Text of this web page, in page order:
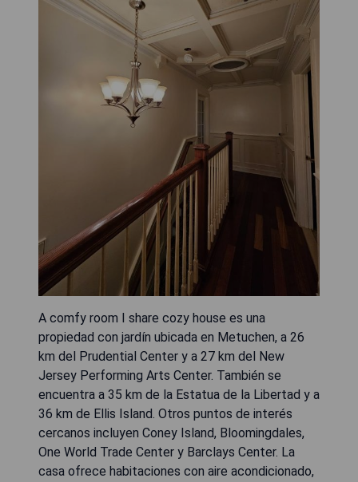
A comfy room I share cozy house es una
propiedad con jardín ubicada en Metuchen, a 26
km del Prudential Center y a 27 km del New
Jersey Performing Arts Center. También se
encuentra a 35 km de la Estatua de la Libertad y a
36 km de Ellis Island. Otros puntos de interés
cercanos incluyen Coney Island, Bloomingdales,
One World Trade Center y Barclays Center. La
casa ofrece habitaciones con aire acondicionado,